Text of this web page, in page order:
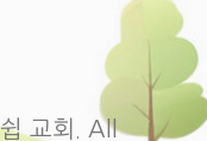
교회. All